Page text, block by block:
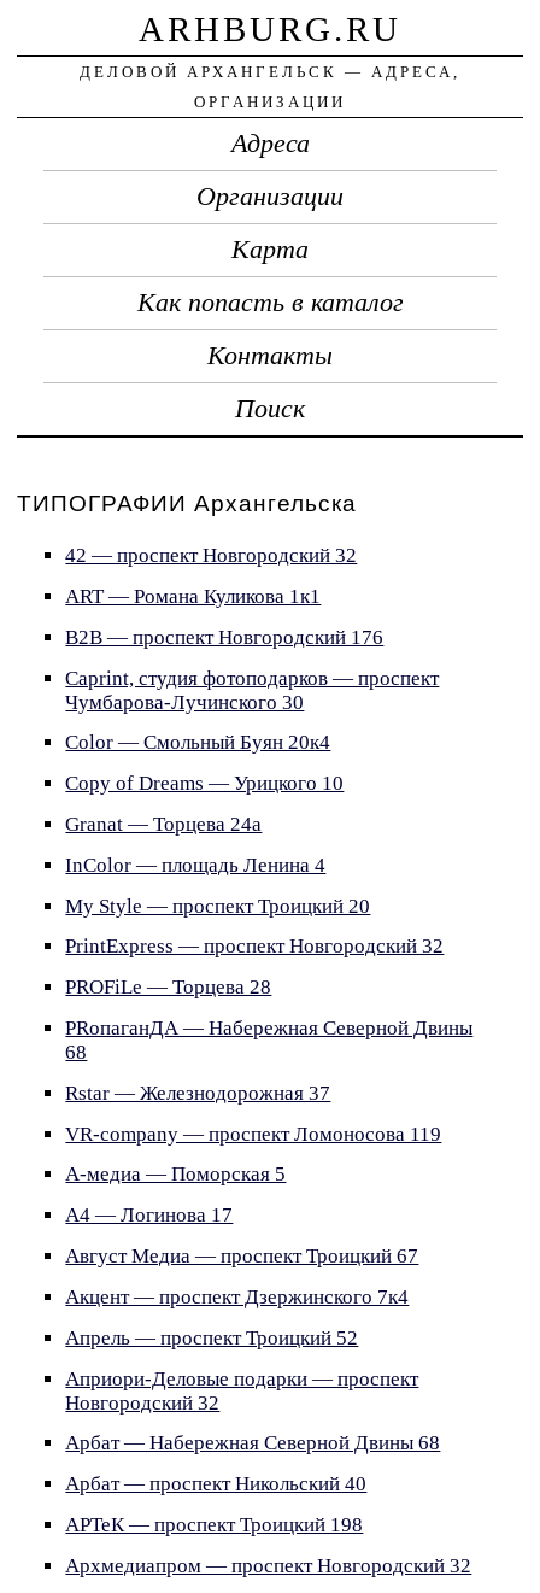
ARHBURG.RU
ДЕЛОВОЙ АРХАНГЕЛЬСК — АДРЕСА,
ОРГАНИЗАЦИИ
Адреса
Организации
Карта
Как попасть в каталог
Контакты
Поиск
ТИПОГРАФИИ Архангельска
42 — проспект Новгородский 32
ART — Романа Куликова 1к1
B2B — проспект Новгородский 176
Caprint, студия фотоподарков — проспект
Чумбарова-Лучинского 30
Color — Смольный Буян 20к4
Copy of Dreams — Урицкого 10
Granat — Торцева 24а
InColor — площадь Ленина 4
My Style — проспект Троицкий 20
PrintExpress — проспект Новгородский 32
PROFiLe — Торцева 28
PRопаганДА — Набережная Северной Двины
68
Rstar — Железнодорожная 37
VR-company — проспект Ломоносова 119
А-медиа — Поморская 5
А4 — Логинова 17
Август Медиа — проспект Троицкий 67
Акцент — проспект Дзержинского 7к4
Апрель — проспект Троицкий 52
Априори-Деловые подарки — проспект
Новгородский 32
Арбат — Набережная Северной Двины 68
Арбат — проспект Никольский 40
АРТеК — проспект Троицкий 198
Архмедиапром — проспект Новгородский 32